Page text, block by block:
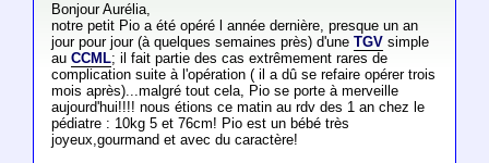
Bonjour Aurélia,
notre petit Pio a été opéré l année dernière, presque un an
jour pour jour (à quelques semaines près) d'une TGVsimple
au CCML; il fait partie des cas extrêmement rares de
complication suite à l'opération ( il a dû se refaire opérer trois
mois après)...malgré tout cela, Pio se porte à merveille
aujourd'hui!!!! nous étions ce matin au rdv des 1 an chez le
pédiatre : 10kg 5 et 76cm! Pio est un bébé très
joyeux,gourmand et avec du caractère!